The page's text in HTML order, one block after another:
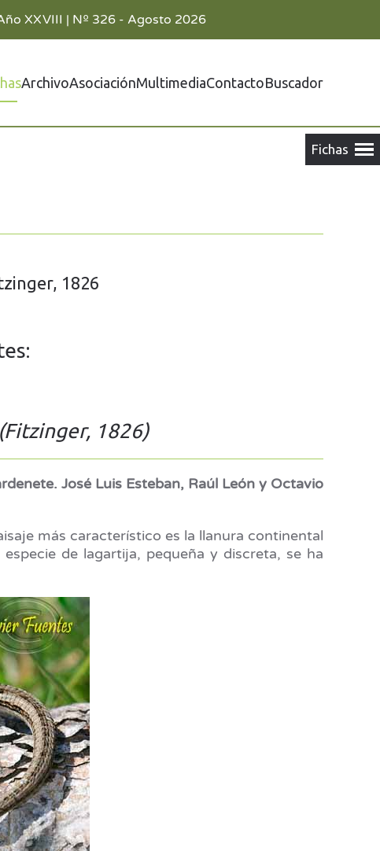
XXVIII | Nº 326 - Agosto 2026
ArchivoAsociaciónMultimediaContactoBuscador
1826
(Fitzinger, 1826)
José Luis Esteban, Raúl León y Octavio
más característico es la llanura continental
de lagartija, pequeña y discreta, se ha